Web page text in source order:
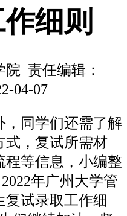
细则
院 责任编辑：
04-07
，同学们还需了解
式，复试所需材
程等信息，小编整
年广州大学管
复试录取工作细